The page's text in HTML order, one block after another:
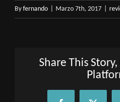
By fernando Marzo 7th, 2017
Share This